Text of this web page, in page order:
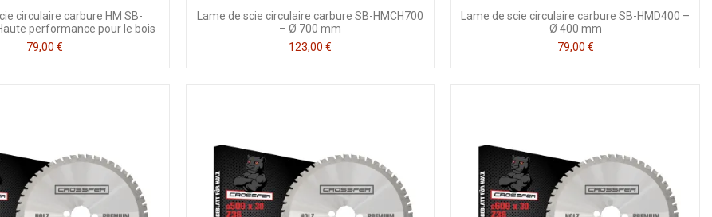
circulaire carbure HM SB-
performance pour le bois
79,00 €
Lame de scie circulaire carbure SB-HMCH700
– Ø 700 mm
123,00 €
Lame de scie circulaire carbure SB-HMD400 –
Ø 400 mm
79,00 €